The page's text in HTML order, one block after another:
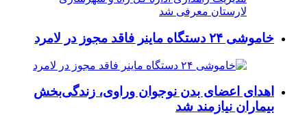
خاموشی ۲۴ دستگاه ماینر فاقد مجوز در لامرد
اهدای اعضای بدن نوجوان وراوی، زندگی‌بخش
بیماران نیازمند شد